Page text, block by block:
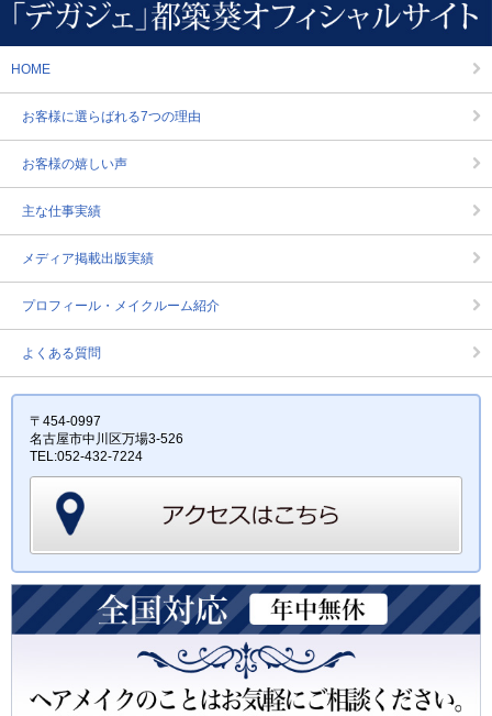
HOME
お客様に選らばれる7つの理由
お客様の嬉しい声
主な仕事実績
メディア掲載出版実績
プロフィール・メイクルーム紹介
よくある質問
〒454-0997
名古屋市中川区万場3-526
TEL:052-432-7224